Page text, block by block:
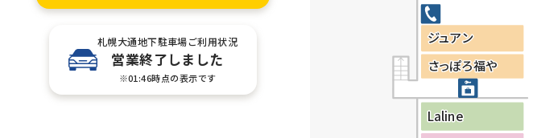
札幌大通地下駐車場ご利用状況
営業終了しました
※01:46時点の表示です
Laline
Laline
Laline
さっぽろ福や
さっぽろ福や
さっぽろ福や
ジュアン
ジュアン
ジュアン